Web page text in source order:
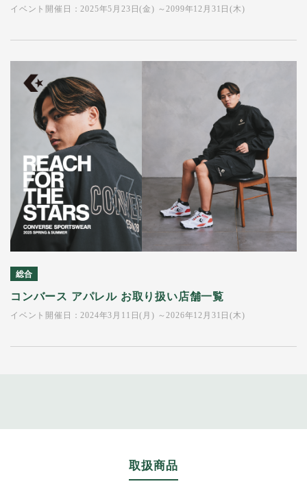
イベント開催日：2025年5月23日(金) ～2099年12月31日(木)
総合
コンバース アパレル お取り扱い店舗一覧
イベント開催日：2024年3月11日(月) ～2026年12月31日(木)
取扱商品